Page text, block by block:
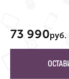
73 990руб.